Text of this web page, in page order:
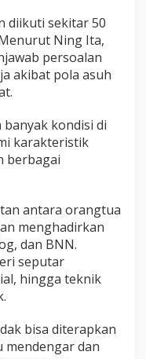
diikuti sekitar 50
Ning Ita,
persoalan
akibat pola asuh
banyak kondisi di
karakteristik
berbagai
antara orangtua
menghadirkan
dan BNN.
seputar
hingga teknik
bisa diterapkan
mendengar dan